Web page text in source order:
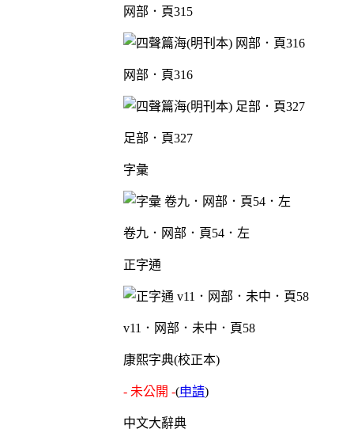
网部．頁315
网部．頁316
足部．頁327
字彙
卷九．网部．頁54．左
正字通
v11．网部．未中．頁58
康熙字典(校正本)
- 未公開 -(申請)
中文大辭典